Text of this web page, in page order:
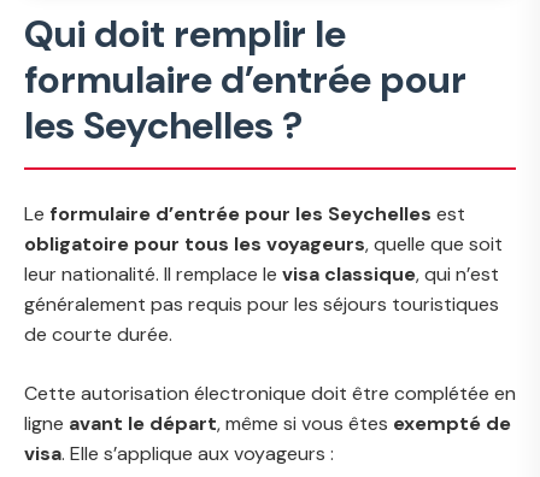
Qui doit remplir le
formulaire d’entrée pour
les Seychelles ?
Le formulaire d’entrée pour les Seychelles est
obligatoire pour tous les voyageurs, quelle que soit
leur nationalité. Il remplace le visa classique, qui n’est
généralement pas requis pour les séjours touristiques
de courte durée.
Cette autorisation électronique doit être complétée en
ligne avant le départ, même si vous êtes exempté de
visa. Elle s’applique aux voyageurs :